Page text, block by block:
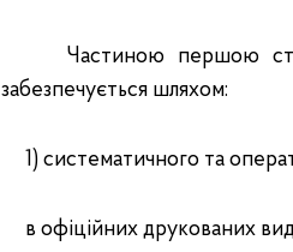
Частиною першою ст. 5
забезпечується шляхом:
1) систематичного та
в офіційних друкованих